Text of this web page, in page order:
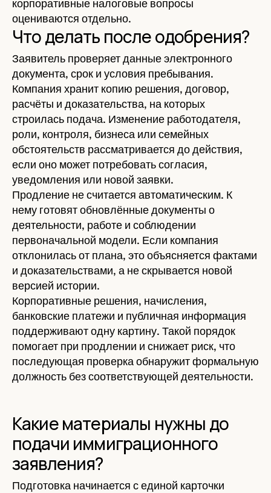
корпоративные налоговые вопросы
оцениваются отдельно.
Что делать после одобрения?
Заявитель проверяет данные электронного
документа, срок и условия пребывания.
Компания хранит копию решения, договор,
расчёты и доказательства, на которых
строилась подача. Изменение работодателя,
роли, контроля, бизнеса или семейных
обстоятельств рассматривается до действия,
если оно может потребовать согласия,
уведомления или новой заявки.
Продление не считается автоматическим. К
нему готовят обновлённые документы о
деятельности, работе и соблюдении
первоначальной модели. Если компания
отклонилась от плана, это объясняется фактами
и доказательствами, а не скрывается новой
версией истории.
Корпоративные решения, начисления,
банковские платежи и публичная информация
поддерживают одну картину. Такой порядок
помогает при продлении и снижает риск, что
последующая проверка обнаружит формальную
должность без соответствующей деятельности.
Какие материалы нужны до
подачи иммиграционного
заявления?
Подготовка начинается с единой карточки